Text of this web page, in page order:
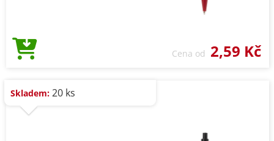
Cena od 2,59 Kč
Skladem: 20 ks